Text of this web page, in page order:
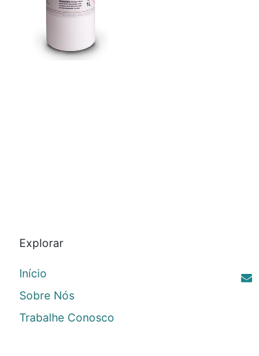
Explorar
Início
Sobre Nós
Trabalhe Conosco